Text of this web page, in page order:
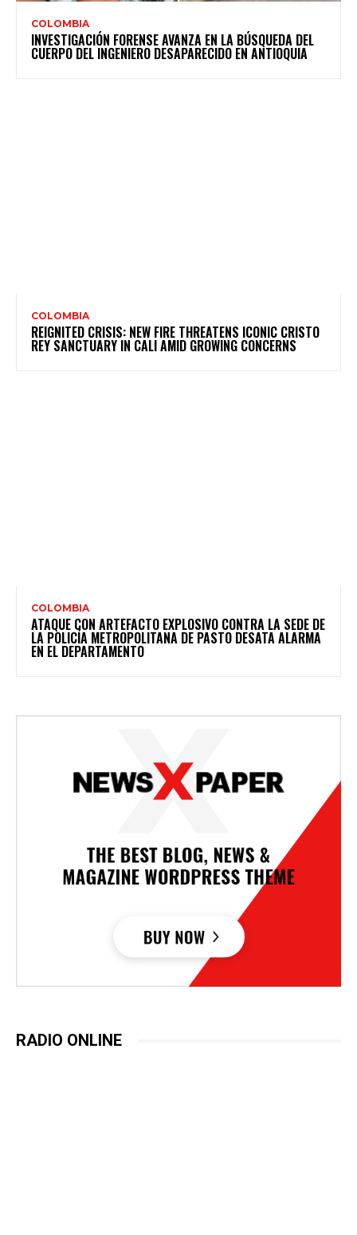
COLOMBIA
INVESTIGACIÓN FORENSE AVANZA EN LA BÚSQUEDA DEL
CUERPO DEL INGENIERO DESAPARECIDO EN ANTIOQUIA
COLOMBIA
REIGNITED CRISIS: NEW FIRE THREATENS ICONIC CRISTO
REY SANCTUARY IN CALI AMID GROWING CONCERNS
COLOMBIA
ATAQUE CON ARTEFACTO EXPLOSIVO CONTRA LA SEDE DE
LA POLICÍA METROPOLITANA DE PASTO DESATA ALARMA
EN EL DEPARTAMENTO
RADIO ONLINE